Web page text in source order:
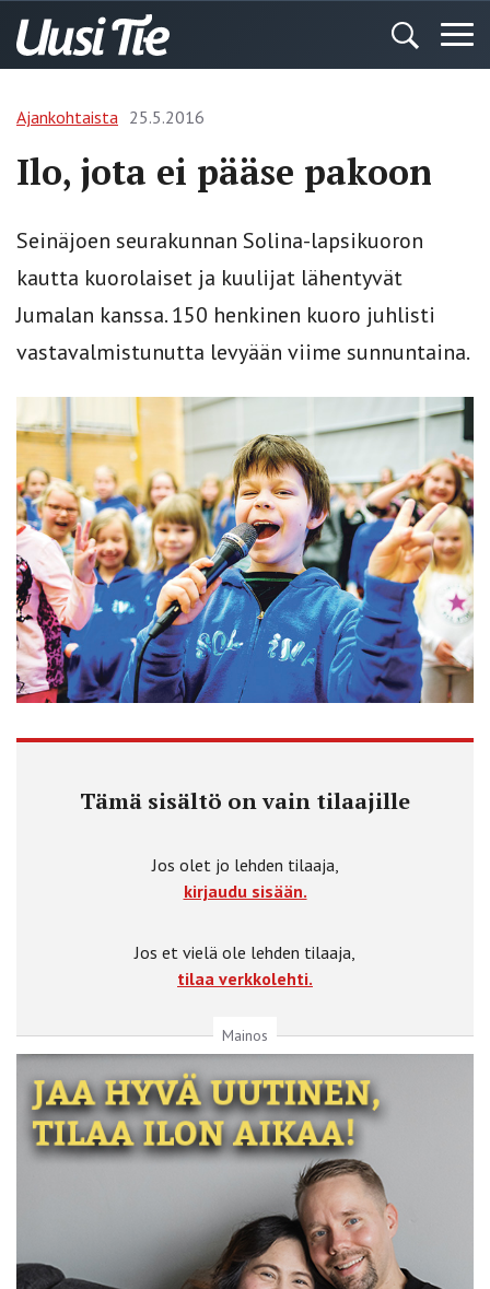
Ajankohtaista 25.5.2016
Ilo, jota ei pääse pakoon
Seinäjoen seurakunnan Solina-lapsikuoron
kautta kuorolaiset ja kuulijat lähentyvät
Jumalan kanssa. 150 henkinen kuoro juhlisti
vastavalmistunutta levyään viime sunnuntaina.
Tämä sisältö on vain tilaajille
Jos olet jo lehden tilaaja,
kirjaudu sisään.
Jos et vielä ole lehden tilaaja,
tilaa verkkolehti.
Mainos